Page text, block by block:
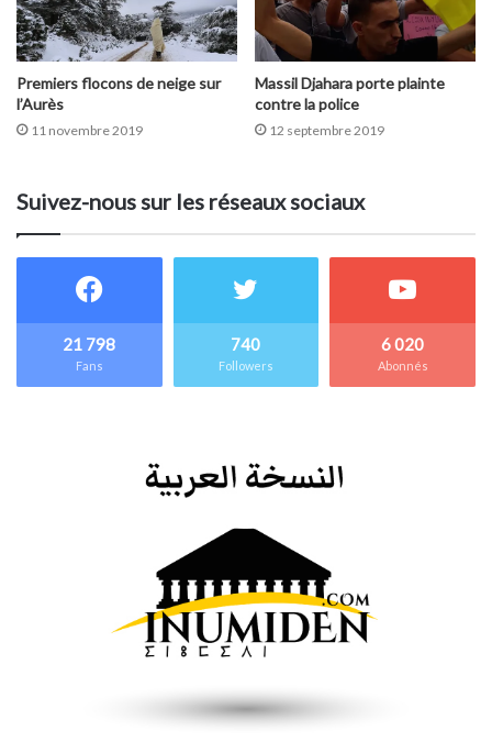
Premiers flocons de neige sur
l’Aurès
11 novembre 2019
Massil Djahara porte plainte
contre la police
12 septembre 2019
Suivez-nous sur les réseaux sociaux
21 798
Fans
740
Followers
6 020
Abonnés